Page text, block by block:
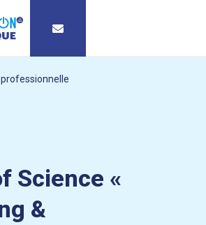
Science «
&